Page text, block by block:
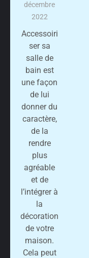
décembre
2022
Accessoiri
ser sa
salle de
bain est
une façon
de lui
donner du
caractère,
de la
rendre
plus
agréable
et de
l’intégrer à
la
décoration
de votre
maison.
Cela peut